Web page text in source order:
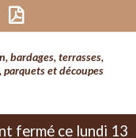
sites/
bardages, terrasses,
parquets et découpes
fermé ce lundi 13